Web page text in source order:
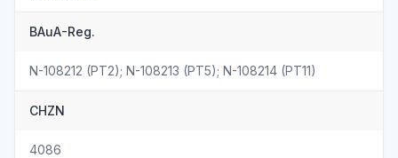
BAuA-Reg.
N-108212 (PT2); N-108213 (PT5); N-108214 (PT11)
CHZN
4086